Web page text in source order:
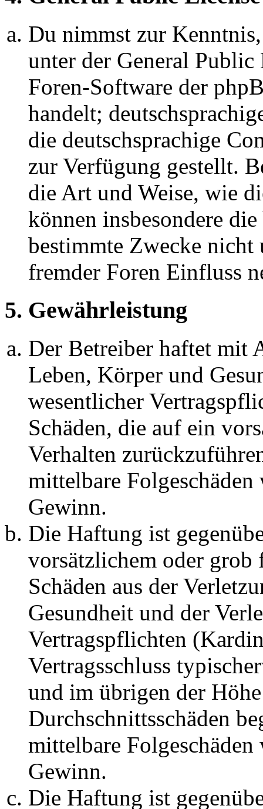
Du nimmst zur
unter der General
Foren-Software der
handelt;
die deutschsprachige
zur Verfügung gestellt.
die Art und Weise, wie
können insbesondere
bestimmte Zwecke nicht
fremder Foren Einfluss
5. Gewährleistung
Der Betreiber haftet mit
Leben, Körper und
wesentlicher
Schäden, die auf ein
Verhalten
mittelbare Folgeschäden
Gewinn.
Die Haftung ist
vorsätzlichem oder grob
Schäden aus der
Gesundheit und der
Vertragspflichten
Vertragsschluss
und im übrigen der
Durchschnittsschäden
mittelbare Folgeschäden
Gewinn.
Die Haftung ist